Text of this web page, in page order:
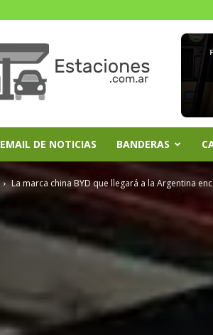
EMAIL DE NOTICIAS BANDERAS
La marca china BYD que llegará a la Argentina